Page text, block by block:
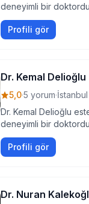
deneyimli bir
Profili gör
Dr. Kemal Delioğlu
5,0·5 yorum·İstanbul
Dr. Kemal Delioğlu
deneyimli bir
Profili gör
Dr. Nuran